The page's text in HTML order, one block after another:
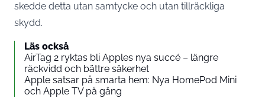
skedde detta utan samtycke och utan tillräckliga
skydd.
Läs också
AirTag 2 ryktas bli Apples nya succé – längre
räckvidd och bättre säkerhet
Apple satsar på smarta hem: Nya HomePod Mini
och Apple TV på gång